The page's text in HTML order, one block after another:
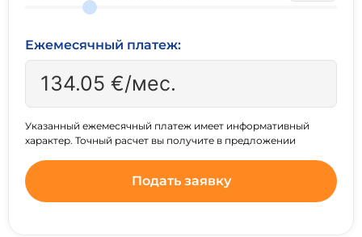
Ежемесячный платеж:
134.05 €/мес.
Указанный ежемесячный платеж имеет информативный
характер. Точный расчет вы получите в предложении
Подать заявку